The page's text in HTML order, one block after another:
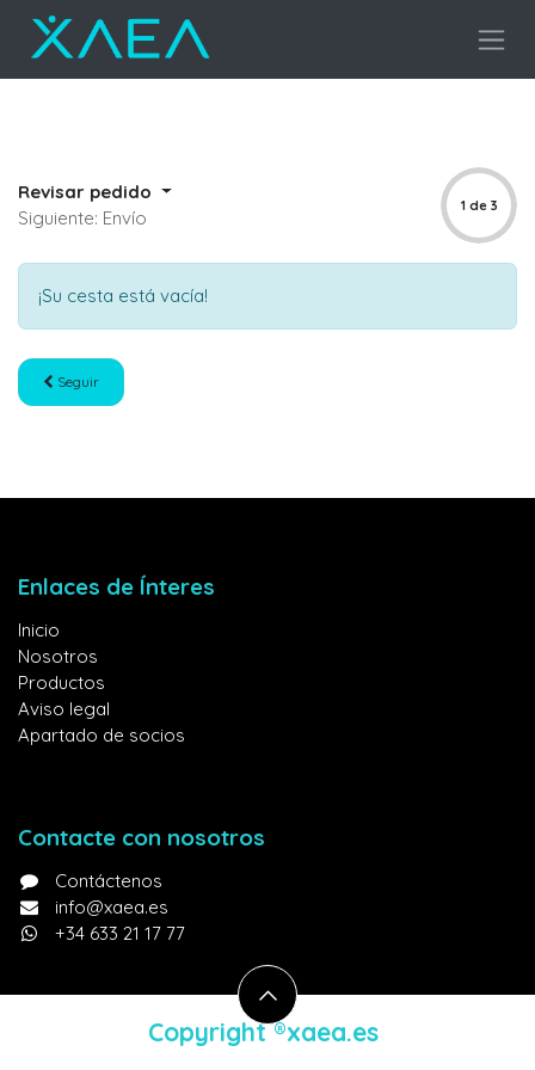
Revisar pedido
Siguiente: Envío
1 de 3
¡Su cesta está vacía!
Seguir
Enlaces de Ínteres
Inicio
Nosotros
Productos
Aviso legal
Apartado de socios
Contacte con nosotros
Contáctenos
info@xaea.es
+34 633 21 17 77
Copyright ®​xaea.es